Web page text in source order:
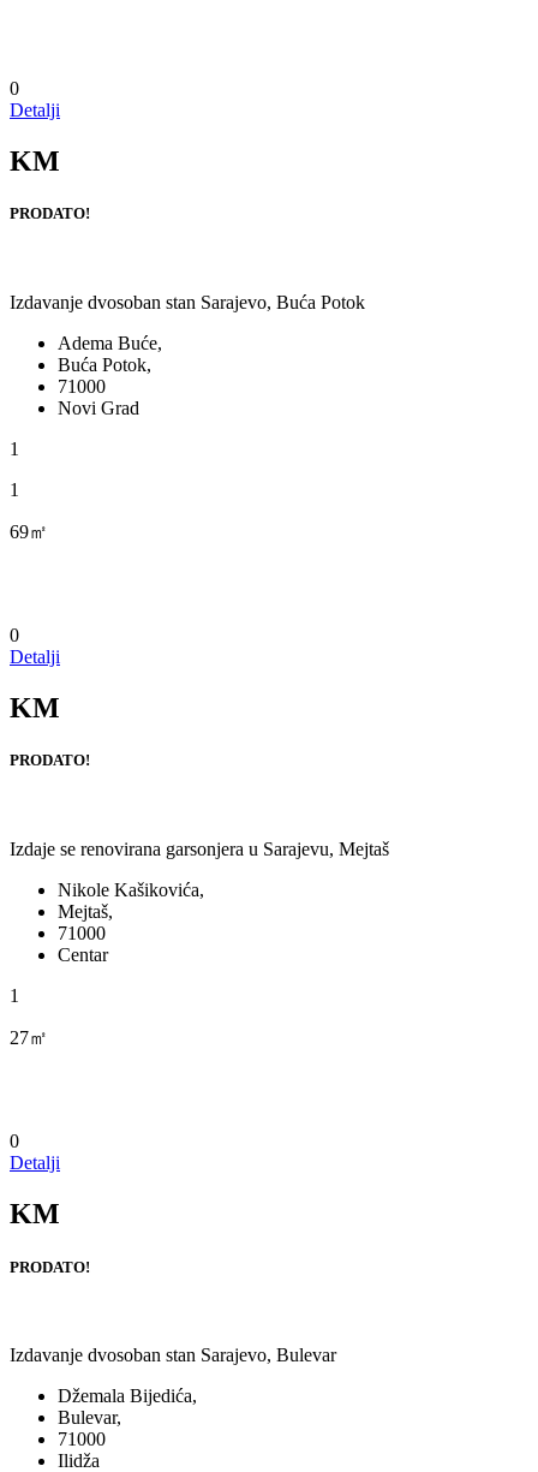
0
Detalji
KM
PRODATO!
Izdavanje dvosoban stan Sarajevo, Buća Potok
Adema Buće,
Buća Potok,
71000
Novi Grad
1
1
69㎡
0
Detalji
KM
PRODATO!
Izdaje se renovirana garsonjera u Sarajevu, Mejtaš
Nikole Kašikovića,
Mejtaš,
71000
Centar
1
27㎡
0
Detalji
KM
PRODATO!
Izdavanje dvosoban stan Sarajevo, Bulevar
Džemala Bijedića,
Bulevar,
71000
Ilidža